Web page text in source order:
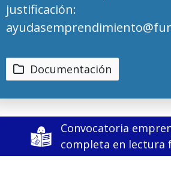
justificación:
Documentación
Convocatoria
completa en lectura
(Abre
en